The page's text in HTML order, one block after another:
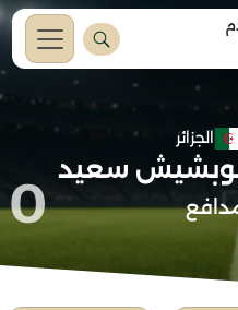
الجزائر
سعيد
0